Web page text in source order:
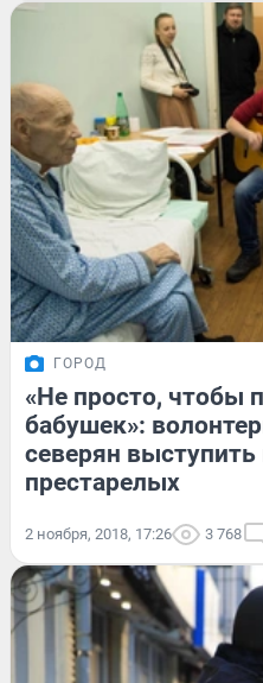
ГОРОД
«Не просто, чтобы
бабушек»:
северян
престарелых
2 ноября, 2018, 17:26 3 768